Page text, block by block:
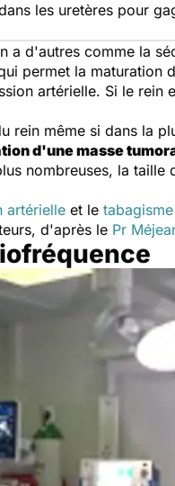
les uretères pour
d'autres comme la
permet la maturation
artérielle. Si le rein
rein même si dans la
d'une masse
nombreuses, la
artérielle et le tabagisme
d'après le Pr